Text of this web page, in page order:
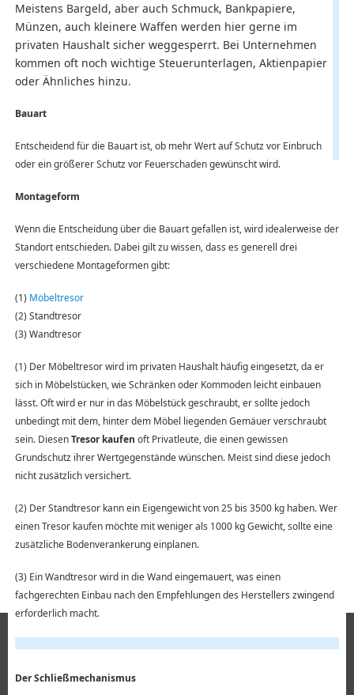
Meistens Bargeld, aber auch Schmuck, Bankpapiere,
Münzen, auch kleinere Waffen werden hier gerne im
privaten Haushalt sicher weggesperrt. Bei Unternehmen
kommen oft noch wichtige Steuerunterlagen, Aktienpapier
oder Ähnliches hinzu.
Bauart
Entscheidend für die Bauart ist, ob mehr Wert auf Schutz vor Einbruch
oder ein größerer Schutz vor Feuerschaden gewünscht wird.
Montageform
Wenn die Entscheidung über die Bauart gefallen ist, wird idealerweise der
Standort entschieden. Dabei gilt zu wissen, dass es generell drei
verschiedene Montageformen gibt:
(1) Möbeltresor
(2) Standtresor
(3) Wandtresor
(1) Der Möbeltresor wird im privaten Haushalt häufig eingesetzt, da er
sich in Möbelstücken, wie Schränken oder Kommoden leicht einbauen
lässt. Oft wird er nur in das Möbelstück geschraubt, er sollte jedoch
unbedingt mit dem, hinter dem Möbel liegenden Gemäuer verschraubt
sein. DiesenTresor kaufen oft Privatleute, die einen gewissen
Grundschutz ihrer Wertgegenstände wünschen. Meist sind diese jedoch
nicht zusätzlich versichert.
(2) Der Standtresor kann ein Eigengewicht von 25 bis 3500 kg haben. Wer
einen Tresor kaufen möchte mit weniger als 1000 kg Gewicht, sollte eine
zusätzliche Bodenverankerung einplanen.
(3) Ein Wandtresor wird in die Wand eingemauert, was einen
fachgerechten Einbau nach den Empfehlungen des Herstellers zwingend
erforderlich macht.
Der Schließmechanismus